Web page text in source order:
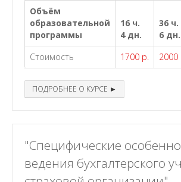
Объём
образовательной
программы
16 ч.
4 дн.
36 ч.
6 дн.
Стоимость
1700 р. 2000
ПОДРОБНЕЕ О КУРСЕ ►
"Специфические
ведения бухгалтерского